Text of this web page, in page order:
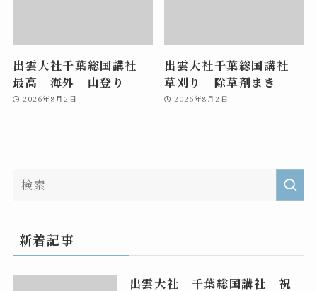
出雲大社千葉総国講社
最高 海外 山登り
2026年8月2日
出雲大社千葉総国講社
草刈り 除草剤まき
2026年8月2日
新着記事
出雲大社 千葉総国講社 祝